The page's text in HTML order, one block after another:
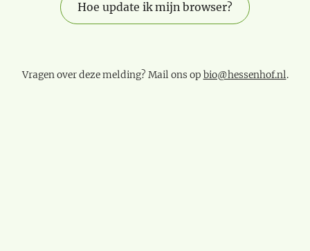
Hoe update ik mijn browser?
Vragen over deze melding? Mail ons op bio@hessenhof.nl.